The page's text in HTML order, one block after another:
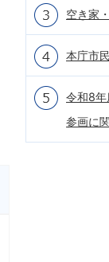
空き家
本庁市
令和8年
参画に